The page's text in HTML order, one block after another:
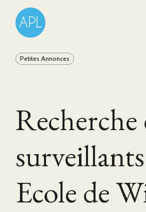
Petites Annonces
Recherche
Ecole de